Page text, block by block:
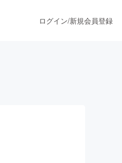
ログイン/新規会員登録